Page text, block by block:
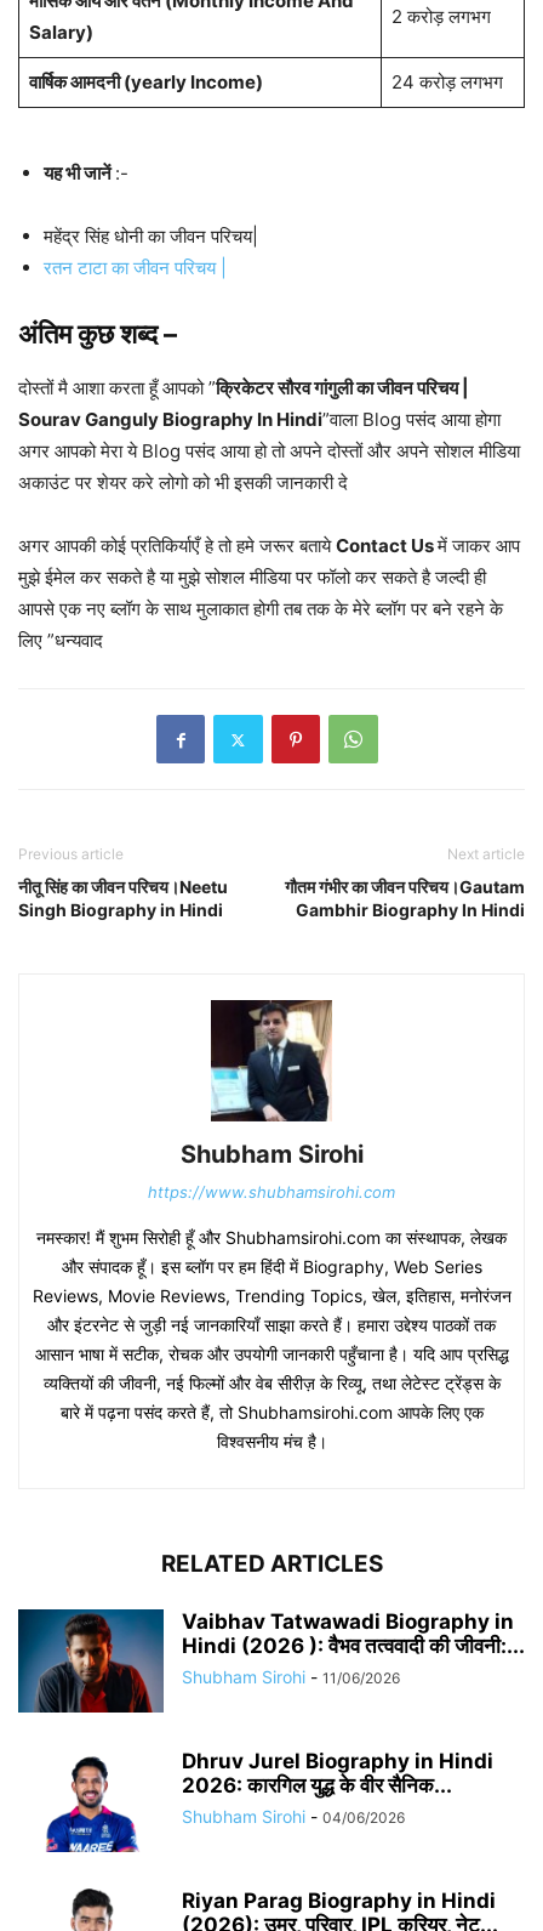
Salary)
2 करोड़ लगभग
वार्षिक आमदनी (yearly Income) 24 करोड़ लगभग
यह भी जानें:-
महेंद्र सिंह धोनी का जीवन परिचय|
रतन टाटा का जीवन परिचय |
अंतिम कुछ शब्द –
दोस्तों मै आशा करता हूँ आपको ”क्रिकेटर सौरव गांगुली का जीवन परिचय |
Sourav Ganguly Biography In Hindi”वाला Blog पसंद आया होगा
अगर आपको मेरा ये Blog पसंद आया हो तो अपने दोस्तों और अपने सोशल मीडिया
अकाउंट पर शेयर करे लोगो को भी इसकी जानकारी दे
अगर आपकी कोई प्रतिकिर्याएँ हे तो हमे जरूर बतायेContact Usमें जाकर आप
मुझे ईमेल कर सकते है या मुझे सोशल मीडिया पर फॉलो कर सकते है जल्दी ही
आपसे एक नए ब्लॉग के साथ मुलाकात होगी तब तक के मेरे ब्लॉग पर बने रहने के
लिए ”धन्यवाद
Previous article
नीतू सिंह का जीवन परिचय।Neetu
Singh Biography in Hindi
Next article
गौतम गंभीर का जीवन परिचय।Gautam
Gambhir Biography In Hindi
Shubham Sirohi
https://www.shubhamsirohi.com
नमस्कार! मैं शुभम सिरोही हूँ और Shubhamsirohi.com का संस्थापक, लेखक
और संपादक हूँ। इस ब्लॉग पर हम हिंदी में Biography, Web Series
Reviews, Movie Reviews, Trending Topics, खेल, इतिहास, मनोरंजन
और इंटरनेट से जुड़ी नई जानकारियाँ साझा करते हैं। हमारा उद्देश्य पाठकों तक
आसान भाषा में सटीक, रोचक और उपयोगी जानकारी पहुँचाना है। यदि आप प्रसिद्ध
व्यक्तियों की जीवनी, नई फिल्मों और वेब सीरीज़ के रिव्यू, तथा लेटेस्ट ट्रेंड्स के
बारे में पढ़ना पसंद करते हैं, तो Shubhamsirohi.com आपके लिए एक
विश्वसनीय मंच है।
RELATED ARTICLES
Vaibhav Tatwawadi Biography in
Hindi (2026 ): वैभव तत्ववादी की जीवनी:...
Shubham Sirohi - 11/06/2026
Dhruv Jurel Biography in Hindi
2026: कारगिल युद्ध के वीर सैनिक...
Shubham Sirohi - 04/06/2026
Riyan Parag Biography in Hindi
(2026): उम्र, परिवार, IPL करियर, नेट...